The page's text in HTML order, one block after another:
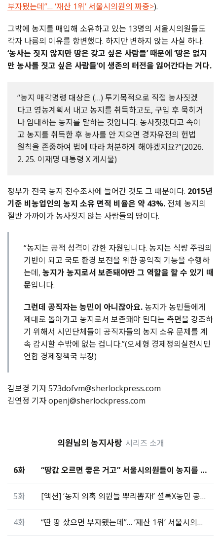
부자됐는데”… ‘재산 1위’ 서울시의원의 짜증>).
그밖에 농지를 매입해 소유하고 있는 13명의 서울시의원들도
각자 나름의 이유를 항변했다. 하지만 변하지 않는 사실 하나.
‘농사는 짓지 않지만 땅은 갖고 싶은 사람들’ 때문에 ‘땅은 없지
만 농사를 짓고 싶은 사람들’이 생존의 터전을 잃어간다는 거다.
“농지 매각명령 대상은 (…) 투기목적으로 직접 농사짓겠
다고 영농계획서 내고 농지를 취득하고도, 구입 후 묵히거
나 임대하는 농지를 말하는 것입니다. 농사짓겠다고 속이
고 농지를 취득한 후 농사를 안 지으면 경자유전의 헌법
원칙을 존중하여 법에 따라 처분하게 해야겠지요?”(2026.
2. 25. 이재명 대통령 X 게시물)
정부가 전국 농지 전수조사에 들어간 것도 그 때문이다. 2015년
기준 비농업인의 농지 소유 면적 비율은 약 43%. 전체 농지의
절반 가까이가 농사짓지 않는 사람들의 땅이다.
“농지는 공적 성격이 강한 자원입니다. 농지는 식량 주권의
기반이 되고 국토 환경 보전을 위한 공익적 기능을 수행하
는데, 농지가 농지로서 보존돼야만 그 역할을 할 수 있기 때
문입니다.
그런데 공직자는 농민이 아니잖아요. 농지가 농민들에게
제대로 돌아가고 농지로서 보존돼야 된다는 측면을 강조하
기 위해서 시민단체들이 공직자들의 농지 소유 문제를 계
속 감시할 수밖에 없는 겁니다.”(오세형 경제정의실천시민
연합 경제정책국 부장)
김보경 기자 573dofvm@sherlockpress.com
김연정 기자 openj@sherlockpress.com
의원님의 농지사랑 시리즈 소개
6화 “땅값 오르면 좋은 거고” 서울시의원들이 농지를 산 이유
5화 [액션] ‘농지 의혹 의원들 뿌리뽑자!’ 셜록X농민 공동고발
4화 “딴 땅 샀으면 부자됐는데”… ‘재산 1위’ 서울시의원의 짜증